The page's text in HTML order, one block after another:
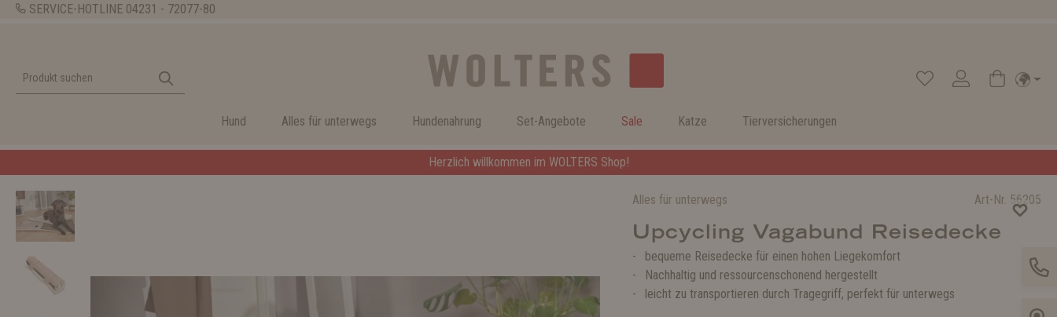
SERVICE-HOTLINE 04231 - 72077-80
Hund Alles für unterwegs Hundenahrung Set-Angebote Sale Katze Tierversicherungen
Herzlich willkommen im WOLTERS Shop!
Alles für unterwegs Art-Nr. 56205
Upcycling Vagabund Reisedecke
bequeme Reisedecke für einen hohen Liegekomfort
Nachhaltig und ressourcenschonend hergestellt
leicht zu transportieren durch Tragegriff, perfekt für unterwegs